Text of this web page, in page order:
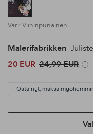
Väri: Viininpunainen
Malerifabrikken
20 EUR 24,99 EUR
Osta nyt, maksa